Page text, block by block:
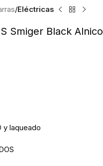
Eléctricas
Smiger Black Alnico
y laqueado